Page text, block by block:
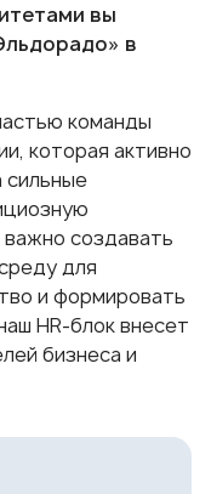
вы
в
команды
которая активно
сильные
важно создавать
для
и формировать
HR-блок внесет
бизнеса и